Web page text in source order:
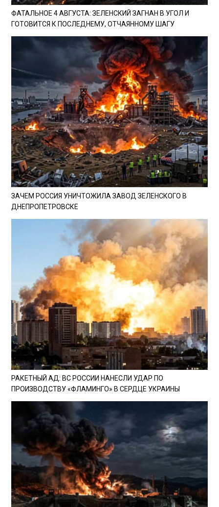
ФАТАЛЬНОЕ 4 АВГУСТА: ЗЕЛЕНСКИЙ ЗАГНАН В УГОЛ И
ГОТОВИТСЯ К ПОСЛЕДНЕМУ, ОТЧАЯННОМУ ШАГУ
ЗАЧЕМ РОССИЯ УНИЧТОЖИЛА ЗАВОД ЗЕЛЕНСКОГО В
ДНЕПРОПЕТРОВСКЕ
РАКЕТНЫЙ АД: ВС РОССИИ НАНЕСЛИ УДАР ПО
ПРОИЗВОДСТВУ «ФЛАМИНГО» В СЕРДЦЕ УКРАИНЫ